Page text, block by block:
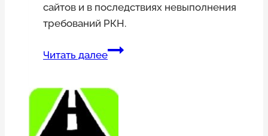
сайтов и в последствиях невыполнения
требований РКН.
Читать далееНапоминание
для
кто